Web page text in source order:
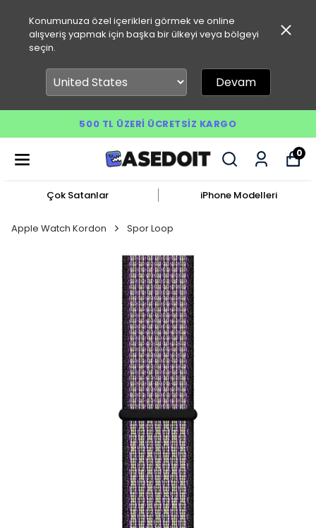
Konumunuza özel içerikleri görmek ve online
alışveriş yapmak için başka bir ülkeyi veya bölgeyi
seçin.
Devam
500 TL ÜZERI ÜCRETSIZ KARGO
0
Çok Satanlar iPhone Modelleri
Apple Watch Kordon Spor Loop